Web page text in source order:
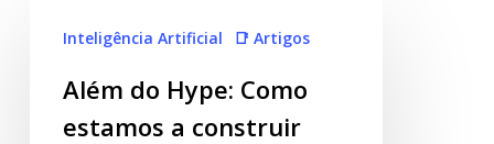
Inteligência Artificial 📑 Artigos
Além do Hype: Como
estamos a construir